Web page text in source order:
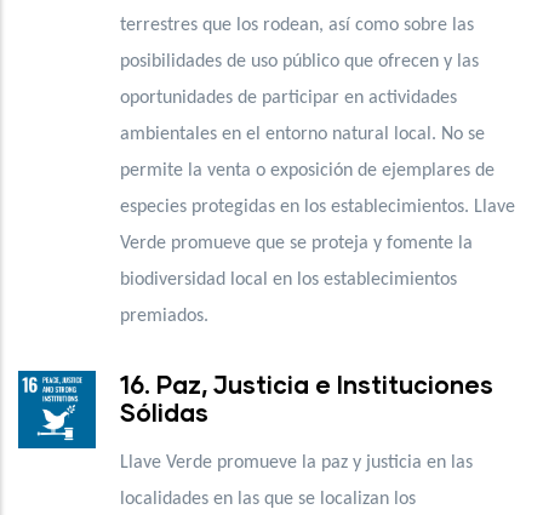
terrestres que los rodean, así como sobre las
posibilidades de uso público que ofrecen y las
oportunidades de participar en actividades
ambientales en el entorno natural local. No se
permite la venta o exposición de ejemplares de
especies protegidas en los establecimientos. Llave
Verde promueve que se proteja y fomente la
biodiversidad local en los establecimientos
premiados.
16. Paz, Justicia e Instituciones
Sólidas
Llave Verde promueve la paz y justicia en las
localidades en las que se localizan los